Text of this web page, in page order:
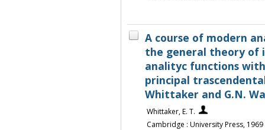
A course of modern
the general theory of
analityc functions
principal
Whittaker and G.N.
Whittaker, E. T.
Cambridge : University Press, 1969